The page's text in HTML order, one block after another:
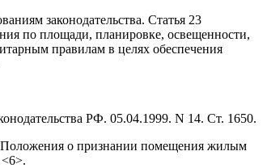
законодательства. Статья 23
по площади, планировке, освещенности,
правилам в целях обеспечения
РФ. 05.04.1999. N 14. Ст. 1650.
Положения о признании помещения жилым